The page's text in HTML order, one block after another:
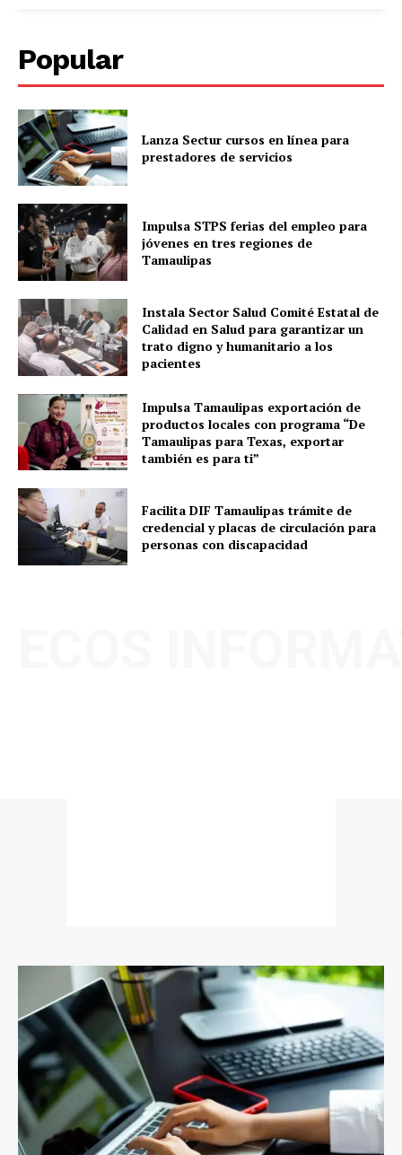
Popular
Lanza Sectur cursos en línea para
prestadores de servicios
Impulsa STPS ferias del empleo para
jóvenes en tres regiones de
Tamaulipas
Instala Sector Salud Comité Estatal de
Calidad en Salud para garantizar un
trato digno y humanitario a los
pacientes
Impulsa Tamaulipas exportación de
productos locales con programa “De
Tamaulipas para Texas, exportar
también es para ti”
Facilita DIF Tamaulipas trámite de
credencial y placas de circulación para
personas con discapacidad